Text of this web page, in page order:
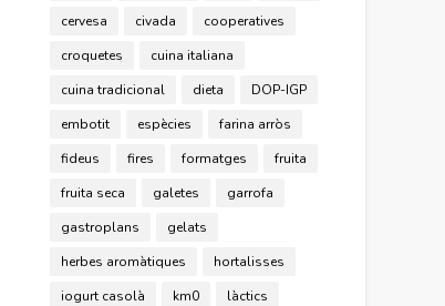
cervesa
civada
cooperatives
croquetes
cuina italiana
cuina tradicional
dieta
DOP-IGP
embotit
espècies
farina arròs
fideus
fires formatges
fruita
fruita seca
galetes
garrofa
gastroplans
gelats
herbes aromàtiques
hortalisses
iogurt casolà
km0
làctics